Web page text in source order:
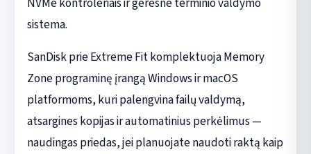
sistema.
SanDisk prie Extreme Fit komplektuoja Memory
Zone programinę įrangą Windows ir macOS
platformoms, kuri palengvina failų valdymą,
atsargines kopijas ir automatinius perkėlimus —
naudingas priedas, jei planuojate naudoti raktą kaip